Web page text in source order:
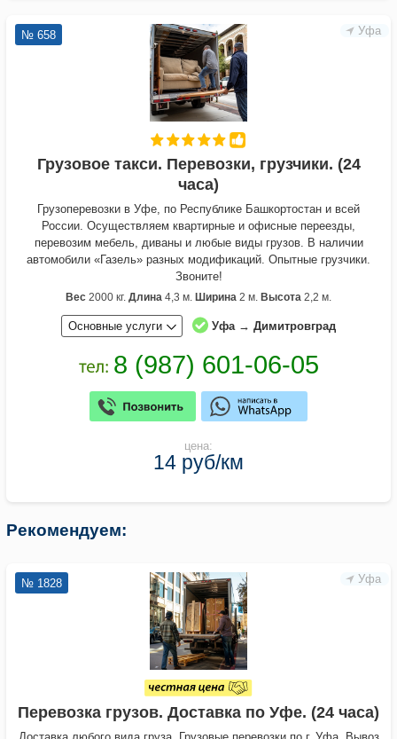
Уфа
№ 658
Грузовое такси. Перевозки, грузчики. (24
часа)
Грузоперевозки в Уфе, по Республике Башкортостан и всей
России. Осуществляем квартирные и офисные переезды,
перевозим мебель, диваны и любые виды грузов. В наличии
автомобили «Газель» разных модификаций. Опытные грузчики.
Звоните!
Вес 2000 кг. Длина 4,3 м. Ширина 2 м. Высота 2,2 м.
Основные услуги Уфа → Димитровград
цена:
14 руб/км
Рекомендуем:
Уфа
№ 1828
Перевозка грузов. Доставка по Уфе. (24 часа)